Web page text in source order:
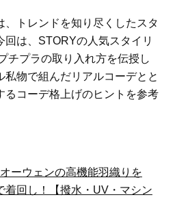
、トレンドを知り尽くしたスタ
回は、STORYの人気スタイリ
チプラの取り入れ方を伝授し
物で組んだリアルコーデとと
るコーデ格上げのヒントを参考
ーウェンの高機能羽織りを
着回し！【撥水・UV・マシン